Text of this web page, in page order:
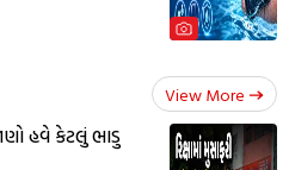
View More
હવે કેટલું ભાડુ